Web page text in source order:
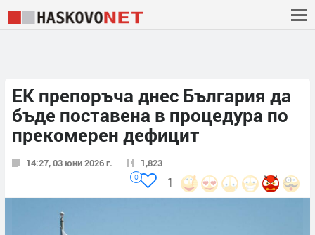
ЕК препоръча днес България да
бъде поставена в процедура по
прекомерен дефицит
14:27, 03 юни 2026 г. 1,823
1
0